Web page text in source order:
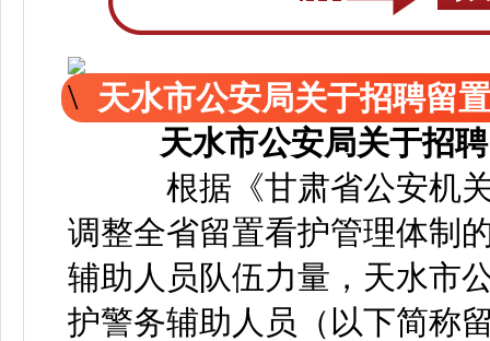
天水市公安局关于招聘留
天水市公安局关于招
根据《甘肃省公安机关
调整全省留置看护管理体制
辅助人员队伍力量，天水市
护警务辅助人员（以下简称